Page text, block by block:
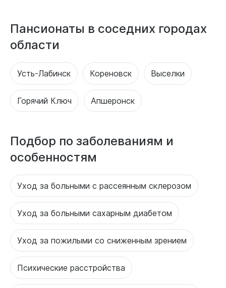
Пансионаты в соседних городах
области
Усть-Лабинск Кореновск Выселки
Горячий Ключ Апшеронск
Подбор по заболеваниям и
особенностям
Уход за больными с рассеянным склерозом
Уход за больными сахарным диабетом
Уход за пожилыми со сниженным зрением
Психические расстройства